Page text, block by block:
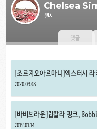
Chelsea
첼시
댓글
[조르지오아르마니]엑스터시
2020.03.08
[바비브라운]립칼라 핑크,
2019.01.14